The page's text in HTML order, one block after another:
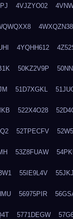
4VJZYO02
4WXQZN38
4YQHH612
50KZ2V9P
51D7XGKL
522X4O28
52TPECFV
53Z8FUAW
55IE9L4V
56975PIR
5771DEGW